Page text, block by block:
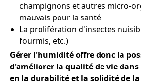
champignons et autres micro-
mauvais pour la santé
La prolifération d'insectes
fourmis, etc.)
Gérer l'humidité offre donc la
d'améliorer la qualité de vie
en la durabilité et la solidité de